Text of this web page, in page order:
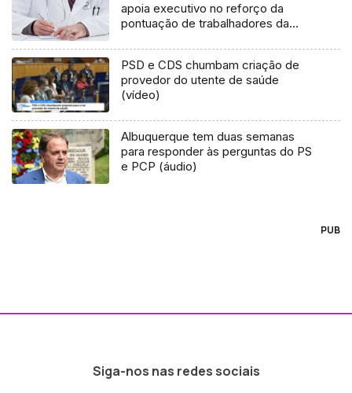
apoia executivo no reforço da
pontuação de trabalhadores da
PSD e CDS chumbam criação de
provedor do utente de saúde
(vídeo)
Albuquerque tem duas semanas
para responder às perguntas do PS
e PCP (áudio)
PUB
Siga-nos nas redes sociais